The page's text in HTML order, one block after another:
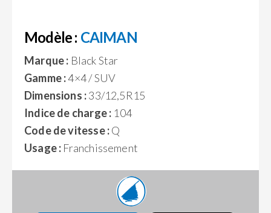
Modèle : CAIMAN
Marque : Black Star
Gamme :4×4 / SUV
Dimensions :33/12,5R15
Indice de charge : 104
Code de vitesse :Q
Usage : Franchissement